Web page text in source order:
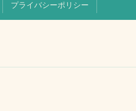
プライバシーポリシー